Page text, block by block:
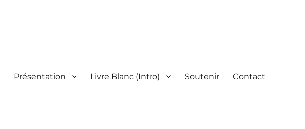
Présentation Livre Blanc (Intro) Soutenir Contact